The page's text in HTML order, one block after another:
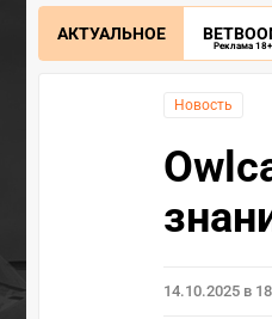
АКТУАЛЬНОЕ
Реклама 18+
Новость
14.10.2025 в